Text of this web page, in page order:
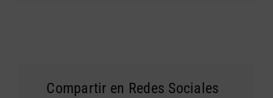
Compartir en Redes Sociales